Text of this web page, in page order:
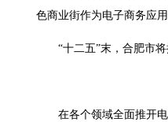
色商业街作为电子商务应
“十二五”末，合肥市将
在各个领域全面推开电